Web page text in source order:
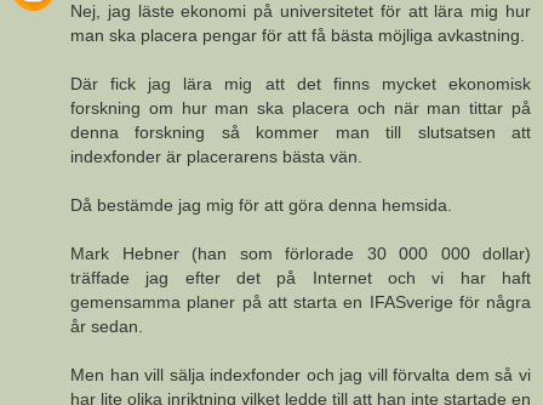
Nej, jag läste ekonomi på universitetet för att lära mig hur
man ska placera pengar för att få bästa möjliga avkastning.
Där fick jag lära mig att det finns mycket ekonomisk
forskning om hur man ska placera och när man tittar på
denna forskning så kommer man till slutsatsen att
indexfonder är placerarens bästa vän.
Då bestämde jag mig för att göra denna hemsida.
Mark Hebner (han som förlorade 30 000 000 dollar)
träffade jag efter det på Internet och vi har haft
gemensamma planer på att starta en IFASverige för några
år sedan.
Men han vill sälja indexfonder och jag vill förvalta dem så vi
har lite olika inriktning vilket ledde till att han inte startade en